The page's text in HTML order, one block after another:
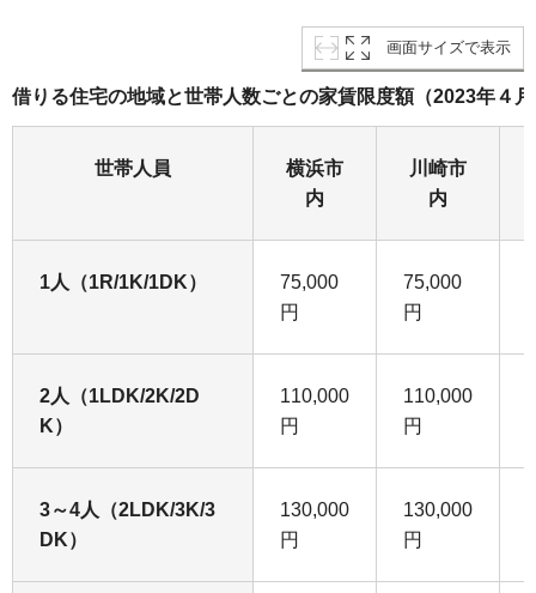
画面サイズで表示
借りる住宅の地域と世帯人数ごとの家賃限度額（2023年４
世帯⼈員
横浜市
内
川崎市
内
1人（1R/1K/1DK）
75,000
円
75,000
円
2人（1LDK/2K/2D
K）
110,000
円
110,000
円
3～4人（2LDK/3K/3
DK）
130,000
円
130,000
円